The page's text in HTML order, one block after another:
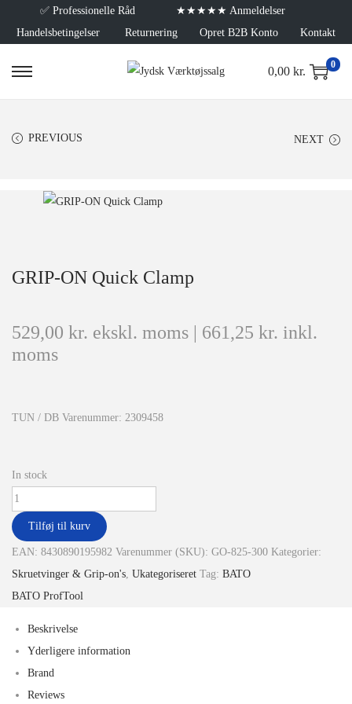
✅ Professionelle Råd
★★★★★ Anmeldelser
Handelsbetingelser
Returnering Opret B2B Konto Kontakt
0,00 kr. 0
PREVIOUS NEXT
GRIP-ON Quick Clamp
529,00 kr. ekskl. moms | 661,25 kr. inkl.
moms
TUN / DB Varenummer: 2309458
In stock
Tilføj til kurv
EAN: 8430890195982 Varenummer (SKU): GO-825-300 Kategorier:
Skruetvinger & Grip-on's Ukategoriseret Tag: BATO
BATO ProfTool
Beskrivelse
Yderligere information
Brand
Reviews